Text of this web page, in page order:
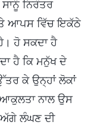
ਨਿਰੰਤਰ
ਆਪਸ ਵਿੱਚ ਇਕੱਠੇ
ਹੋ ਸਕਦਾ ਹੈ
ਹੈ ਕਿ ਮਨੁੱਖ ਦੇ
ਕੇ ਉਨ੍ਹਾਂ ਲੋਕਾਂ
ਨਾਲ ਉਸ
ਲੰਘਣ ਦੀ